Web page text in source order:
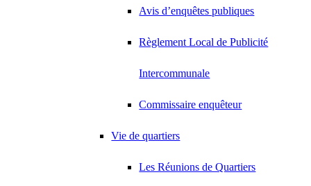
Avis d’enquêtes publiques
Règlement Local de Publicité
Intercommunale
Commissaire enquêteur
Vie de quartiers
Les Réunions de Quartiers